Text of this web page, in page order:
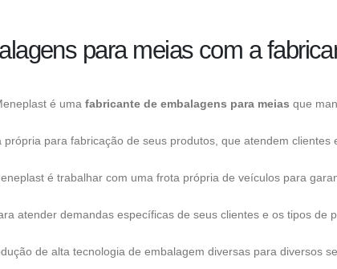
para meias com a
é uma fabricante de embalagens para meias que
para fabricação de seus produtos, que atendem
é trabalhar com uma frota própria de veículos para
atender demandas específicas de seus clientes e os tipos
de alta tecnologia de embalagem diversas para diversos